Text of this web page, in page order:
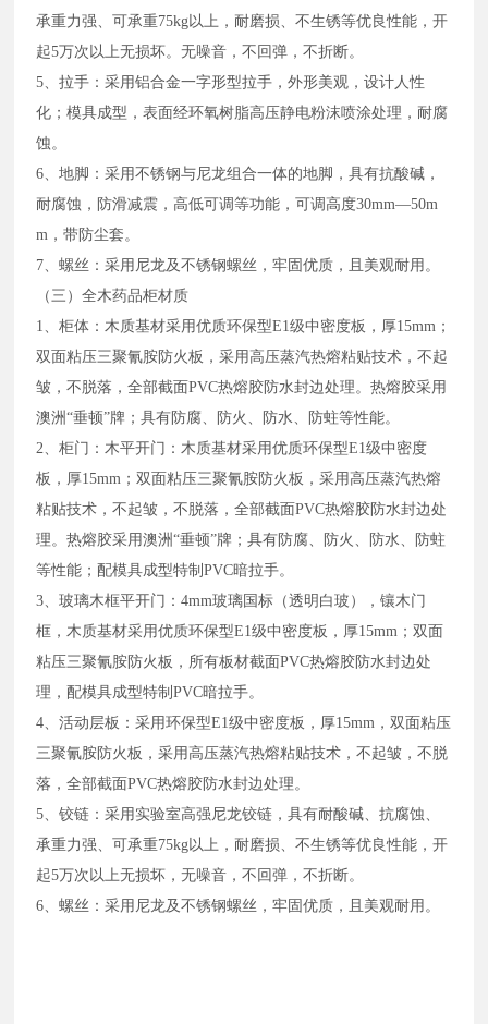
承重力强、可承重75kg以上，耐磨损、不生锈等优良性能，开
起5万次以上无损坏。无噪音，不回弹，不折断。
5、拉手：采用铝合金一字形型拉手，外形美观，设计人性
化；模具成型，表面经环氧树脂高压静电粉沫喷涂处理，耐腐
蚀。
6、地脚：采用不锈钢与尼龙组合一体的地脚，具有抗酸碱，
耐腐蚀，防滑减震，高低可调等功能，可调高度30mm—50m
m，带防尘套。
7、螺丝：采用尼龙及不锈钢螺丝，牢固优质，且美观耐用。
（三）全木药品柜材质
1、柜体：木质基材采用优质环保型E1级中密度板，厚15mm；
双面粘压三聚氰胺防火板，采用高压蒸汽热熔粘贴技术，不起
皱，不脱落，全部截面PVC热熔胶防水封边处理。热熔胶采用
澳洲“垂顿”牌；具有防腐、防火、防水、防蛀等性能。
2、柜门：木平开门：木质基材采用优质环保型E1级中密度
板，厚15mm；双面粘压三聚氰胺防火板，采用高压蒸汽热熔
粘贴技术，不起皱，不脱落，全部截面PVC热熔胶防水封边处
理。热熔胶采用澳洲“垂顿”牌；具有防腐、防火、防水、防蛀
等性能；配模具成型特制PVC暗拉手。
3、玻璃木框平开门：4mm玻璃国标（透明白玻），镶木门
框，木质基材采用优质环保型E1级中密度板，厚15mm；双面
粘压三聚氰胺防火板，所有板材截面PVC热熔胶防水封边处
理，配模具成型特制PVC暗拉手。
4、活动层板：采用环保型E1级中密度板，厚15mm，双面粘压
三聚氰胺防火板，采用高压蒸汽热熔粘贴技术，不起皱，不脱
落，全部截面PVC热熔胶防水封边处理。
5、铰链：采用实验室高强尼龙铰链，具有耐酸碱、抗腐蚀、
承重力强、可承重75kg以上，耐磨损、不生锈等优良性能，开
起5万次以上无损坏，无噪音，不回弹，不折断。
6、螺丝：采用尼龙及不锈钢螺丝，牢固优质，且美观耐用。